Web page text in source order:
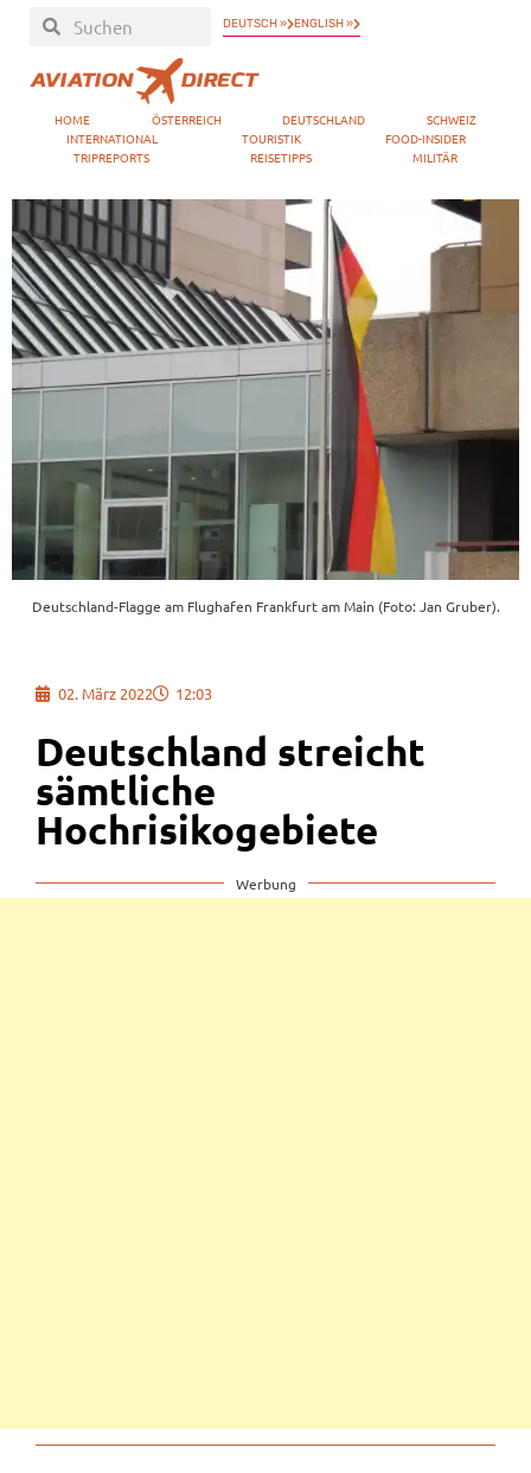
DEUTSCH » ENGLISH »
HOME ÖSTERREICH DEUTSCHLAND
SCHWEIZ
INTERNATIONAL
TOURISTIK
FOOD-INSIDER
TRIPREPORTS
REISETIPPS MILITÄR
Deutschland-Flagge am Flughafen Frankfurt am Main (Foto: Jan Gruber).
02. März 2022 12:03
Deutschland streicht
sämtliche
Hochrisikogebiete
Werbung